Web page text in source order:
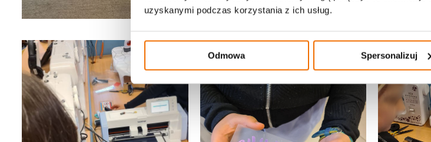
uzyskanymi podczas korzystania z ich usług.
Odmowa Spersonalizuj